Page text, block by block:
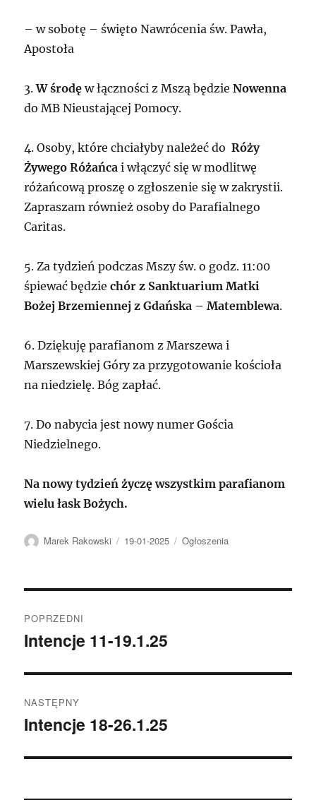
– w sobotę – święto Nawrócenia św. Pawła,
Apostoła
3.W środęw łączności z Mszą będzieNowenna
do MB Nieustającej Pomocy.
4. Osoby, które chciałyby należeć do Róży
Żywego Różańca i włączyć się w modlitwę
różańcową proszę o zgłoszenie się w zakrystii.
Zapraszam również osoby do Parafialnego
Caritas.
5. Za tydzień podczas Mszy św. o godz. 11:00
śpiewać będziechór z Sanktuarium Matki
Bożej Brzemiennej z Gdańska – Matemblewa.
6. Dziękuję parafianom z Marszewa i
Marszewskiej Góry za przygotowanie kościoła
na niedzielę. Bóg zapłać.
7. Do nabycia jest nowy numer Gościa
Niedzielnego.
Na nowy tydzień życzę wszystkim parafianom
wielu łask Bożych.
Autor
Marek Rakowski
Data
19-01-2025 Kategorie
Ogłoszenia
wpisu
POPRZEDNI
Poprzedni
Intencje 11-19.1.25
NASTĘPNY
Następny
Intencje 18-26.1.25